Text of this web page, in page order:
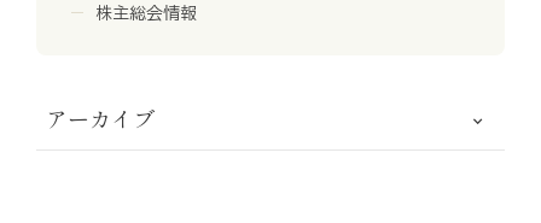
株主総会情報
アーカイブ